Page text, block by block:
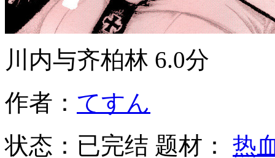
川内与齐柏林 6.0分
作者： てすん
状态： 已完结 题材： 热